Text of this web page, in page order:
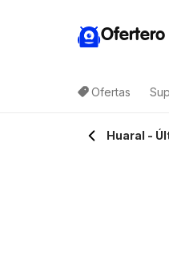
Ofertero
Ofertas
Huaral -